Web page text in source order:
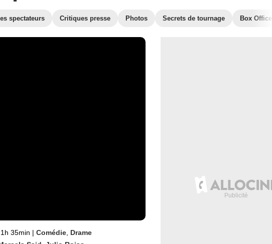
spectateurs Critiques presse Photos Secrets de tournage Box Office
1h 35min | Comédie Drame